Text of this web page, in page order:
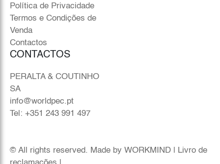
Política de Privacidade
Termos e Condições de
Venda
Contactos
CONTACTOS
PERALTA & COUTINHO
SA
info@worldpec.pt
Tel: +351 243 991 497
© All rights reserved. Made by WORKMIND
Livro de